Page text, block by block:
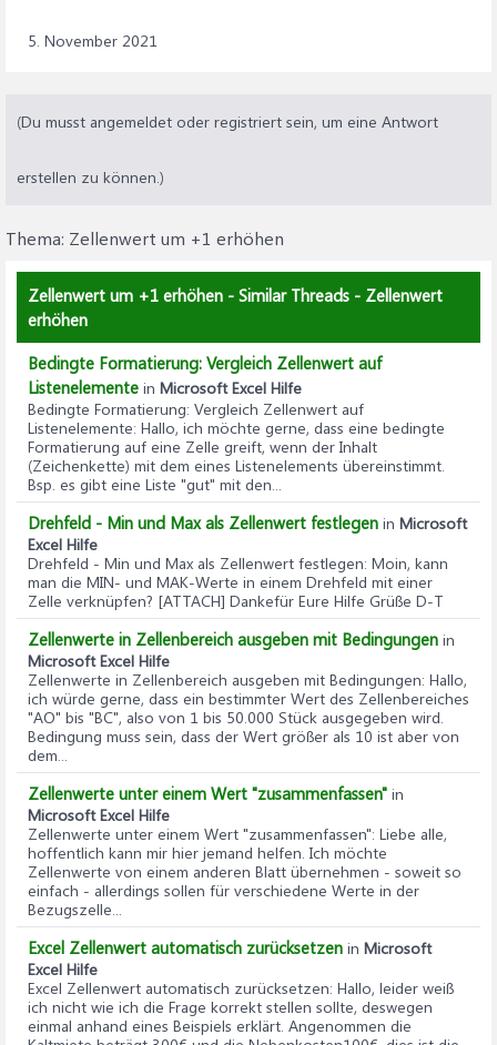
5. November 2021
(Du musst angemeldet oder registriert sein, um eine Antwort
erstellen zu können.)
Thema: Zellenwert um +1 erhöhen
Zellenwert um +1 erhöhen - Similar Threads - Zellenwert
erhöhen
Bedingte Formatierung: Vergleich Zellenwert auf
Listenelemente in Microsoft Excel Hilfe
Bedingte Formatierung: Vergleich Zellenwert auf
Listenelemente: Hallo, ich möchte gerne, dass eine bedingte
Formatierung auf eine Zelle greift, wenn der Inhalt
(Zeichenkette) mit dem eines Listenelements übereinstimmt.
Bsp. es gibt eine Liste "gut" mit den...
Drehfeld - Min und Max als Zellenwert festlegen in Microsoft
Excel Hilfe
Drehfeld - Min und Max als Zellenwert festlegen: Moin, kann
man die MIN- und MAK-Werte in einem Drehfeld mit einer
Zelle verknüpfen? [ATTACH] Dankefür Eure Hilfe Grüße D-T
Zellenwerte in Zellenbereich ausgeben mit Bedingungen in
Microsoft Excel Hilfe
Zellenwerte in Zellenbereich ausgeben mit Bedingungen: Hallo,
ich würde gerne, dass ein bestimmter Wert des Zellenbereiches
"AO" bis "BC", also von 1 bis 50.000 Stück ausgegeben wird.
Bedingung muss sein, dass der Wert größer als 10 ist aber von
dem...
Zellenwerte unter einem Wert "zusammenfassen" in
Microsoft Excel Hilfe
Zellenwerte unter einem Wert "zusammenfassen": Liebe alle,
hoffentlich kann mir hier jemand helfen. Ich möchte
Zellenwerte von einem anderen Blatt übernehmen - soweit so
einfach - allerdings sollen für verschiedene Werte in der
Bezugszelle...
Excel Zellenwert automatisch zurücksetzen in Microsoft
Excel Hilfe
Excel Zellenwert automatisch zurücksetzen: Hallo, leider weiß
ich nicht wie ich die Frage korrekt stellen sollte, deswegen
einmal anhand eines Beispiels erklärt. Angenommen die